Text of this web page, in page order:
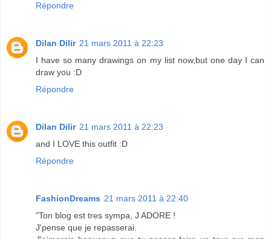
Répondre
Dilan Dilir 21 mars 2011 à 22:23
I have so many drawings on my list now,but one day I can
draw you :D
Répondre
Dilan Dilir 21 mars 2011 à 22:23
and I LOVE this outfit :D
Répondre
FashionDreams 21 mars 2011 à 22:40
"Ton blog est tres sympa, J ADORE !
J'pense que je repasserai.